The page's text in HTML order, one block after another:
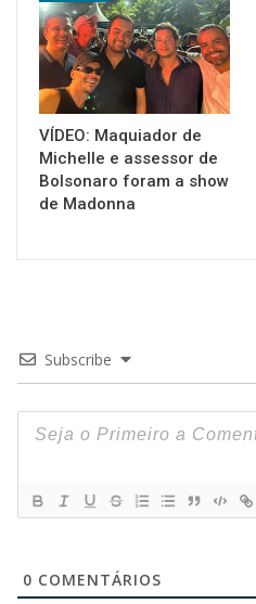
VÍDEO: Maquiador de
Michelle e assessor de
Bolsonaro foram a show
de Madonna
Subscribe
0 COMENTÁRIOS